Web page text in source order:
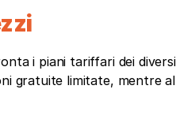
i piani tariffari dei
gratuite limitate, mentre